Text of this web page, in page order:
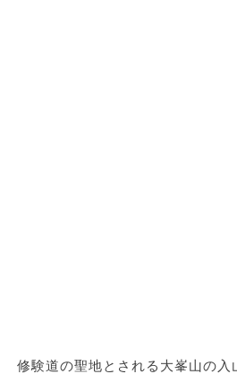
修験道の聖地とされる大峯山の入